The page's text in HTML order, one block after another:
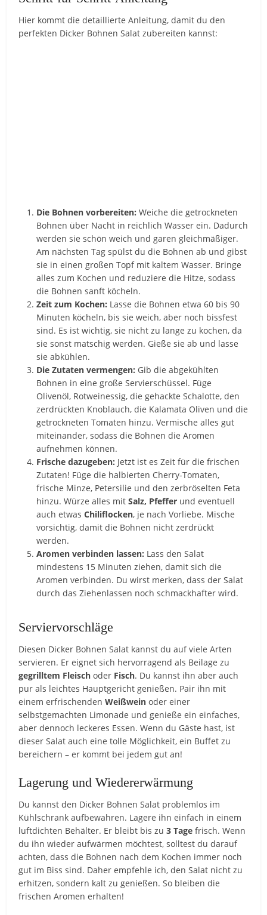
Hier kommt die detaillierte Anleitung, damit du den
perfekten Dicker Bohnen Salat zubereiten kannst:
Die Bohnen vorbereiten: Weiche die getrockneten
Bohnen über Nacht in reichlich Wasser ein. Dadurch
werden sie schön weich und garen gleichmäßiger.
Am nächsten Tag spülst du die Bohnen ab und gibst
sie in einen großen Topf mit kaltem Wasser. Bringe
alles zum Kochen und reduziere die Hitze, sodass
die Bohnen sanft köcheln.
Zeit zum Kochen: Lasse die Bohnen etwa 60 bis 90
Minuten köcheln, bis sie weich, aber noch bissfest
sind. Es ist wichtig, sie nicht zu lange zu kochen, da
sie sonst matschig werden. Gieße sie ab und lasse
sie abkühlen.
Die Zutaten vermengen: Gib die abgekühlten
Bohnen in eine große Servierschüssel. Füge
Olivenöl, Rotweinessig, die gehackte Schalotte, den
zerdrückten Knoblauch, die Kalamata Oliven und die
getrockneten Tomaten hinzu. Vermische alles gut
miteinander, sodass die Bohnen die Aromen
aufnehmen können.
Frische dazugeben: Jetzt ist es Zeit für die frischen
Zutaten! Füge die halbierten Cherry-Tomaten,
frische Minze, Petersilie und den zerbröselten Feta
hinzu. Würze alles mitSalz, Pfeffer und eventuell
auch etwasChiliflocken, je nach Vorliebe. Mische
vorsichtig, damit die Bohnen nicht zerdrückt
werden.
Aromen verbinden lassen: Lass den Salat
mindestens 15 Minuten ziehen, damit sich die
Aromen verbinden. Du wirst merken, dass der Salat
durch das Ziehenlassen noch schmackhafter wird.
Serviervorschläge
Diesen Dicker Bohnen Salat kannst du auf viele Arten
servieren. Er eignet sich hervorragend als Beilage zu
gegrilltem Fleisch oder Fisch. Du kannst ihn aber auch
pur als leichtes Hauptgericht genießen. Pair ihn mit
einem erfrischendenWeißwein oder einer
selbstgemachten Limonade und genieße ein einfaches,
aber dennoch leckeres Essen. Wenn du Gäste hast, ist
dieser Salat auch eine tolle Möglichkeit, ein Buffet zu
bereichern – er kommt bei jedem gut an!
Lagerung und Wiedererwärmung
Du kannst den Dicker Bohnen Salat problemlos im
Kühlschrank aufbewahren. Lagere ihn einfach in einem
luftdichten Behälter. Er bleibt bis zu3 Tage frisch. Wenn
du ihn wieder aufwärmen möchtest, solltest du darauf
achten, dass die Bohnen nach dem Kochen immer noch
gut im Biss sind. Daher empfehle ich, den Salat nicht zu
erhitzen, sondern kalt zu genießen. So bleiben die
frischen Aromen erhalten!